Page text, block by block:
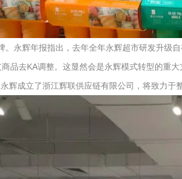
。永辉年报指出，去年全年永辉超市研发升级
品去KA调整。这显然会是永辉模式转型的重大
辉成立了浙江辉联供应链有限公司，将致力